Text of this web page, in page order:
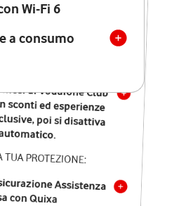
Wi-Fi 6
a consumo
illimitate verso
fissi e mobili
di Vodafone Club
sconti ed esperienze
poi si disattiva
TUA PROTEZIONE:
Assistenza
con Quixa